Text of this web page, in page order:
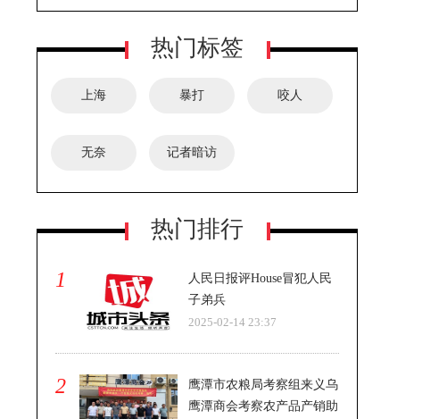
员会揭牌仪式在沪隆重举行
紧紧钩住他，众人协力将其救起
热门标签
上海 暴打 咬人
无奈 记者暗访
热门排行
1
人民日报评House冒犯人民
子弟兵
2025-02-14 23:37
2
鹰潭市农粮局考察组来义乌
鹰潭商会考察农产品产销助